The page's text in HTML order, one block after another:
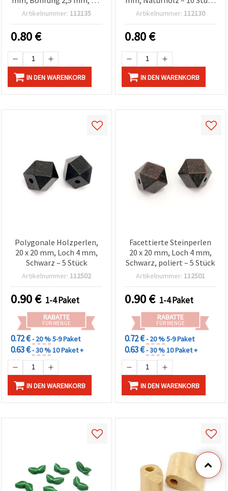
DIY Schmuckherstellung
Artikelnummer: 112135
0.80€
IN DEN WARENKORB
| Basteln &
Artikelnummer: 112130
0.80€
IN DEN WARENKORB
Polygonale Holzperlen,
20 x 20 mm, Loch 4 mm,
Schwarz – 5 Stück
Artikelnummer: 112502
0.90€ 1-4 Paket
RABATTE
FÜR MENGE
0.72 €- 20 %5-9 Paket
0.63 €- 30 %10 Paket +
IN DEN WARENKORB
Facettierte Steinperlen
20 x 20 mm, Loch 4 mm,
Schwarz, poliert – 5 Stück
Artikelnummer: 112501
0.90€ 1-4 Paket
RABATTE
FÜR MENGE
0.72 €- 20 %5-9 Paket
0.63 €- 30 %10 Paket +
IN DEN WARENKORB